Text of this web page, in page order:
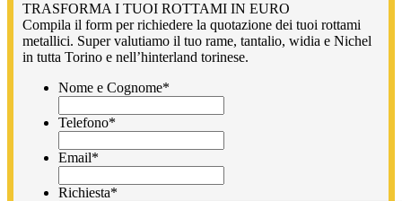
TRASFORMA I TUOI ROTTAMI IN EURO
Compila il form per richiedere la quotazione dei tuoi rottami
metallici. Super valutiamo il tuo rame, tantalio, widia e Nichel
in tutta Torino e nell’hinterland torinese.
Nome e Cognome*
Telefono*
Email*
Richiesta*